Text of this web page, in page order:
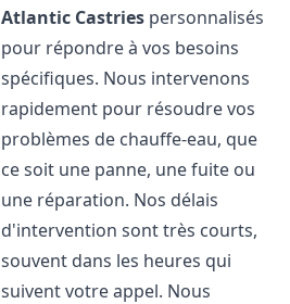
Atlantic Castries personnalisés
pour répondre à vos besoins
spécifiques. Nous intervenons
rapidement pour résoudre vos
problèmes de chauffe-eau, que
ce soit une panne, une fuite ou
une réparation. Nos délais
d'intervention sont très courts,
souvent dans les heures qui
suivent votre appel. Nous